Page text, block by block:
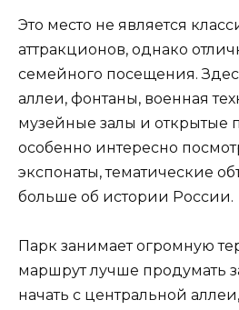
Это место не является
аттракционов, однако
семейного посещения.
аллеи, фонтаны, военная
музейные залы и открытые
особенно интересно
экспонаты, тематические
больше об истории России.
Парк занимает огромную
маршрут лучше продумать
начать с центральной